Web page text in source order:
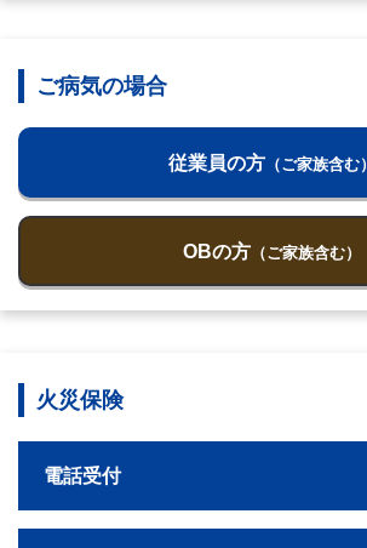
ご病気の場合
従業員の方（ご家族含む）
OBの方（ご家族含む）
火災保険
電話受付